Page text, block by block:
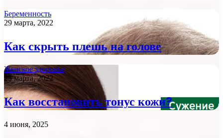
Беременность
29 марта, 2022
Как скрыть плешь на голове
Женское здоровье
25 марта, 2022
Как восстановить тонус кожи?
4 июня, 2025